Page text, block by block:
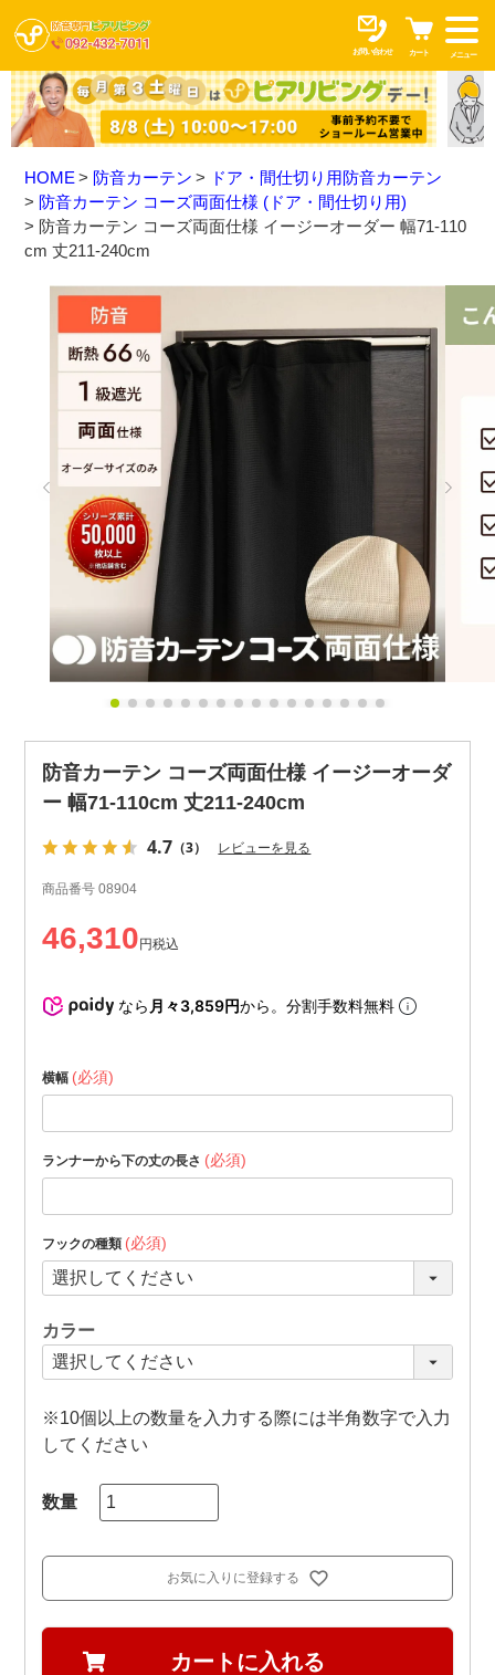
お問い合わせ カート メニュー
HOME 防音カーテン
ドア・間仕切り用防音カーテン
防音カーテン コーズ両面仕様 (ドア・間仕切り用)
防音カーテン コーズ両面仕様 イージーオーダー 幅71-110
cm 丈211-240cm
防音カーテン コーズ両面仕様 イージーオーダ
ー 幅71-110cm 丈211-240cm
4.7 （3） レビューを見る
商品番号 08904
46,310 税込
なら 月々3,859円から。分割手数料無料
横幅 (必須)
ランナーから下の丈の長さ (必須)
フックの種類 (必須)
カラー
※10個以上の数量を入力する際には半角数字で入力
してください
お気に入りに登録する
カートに入れる